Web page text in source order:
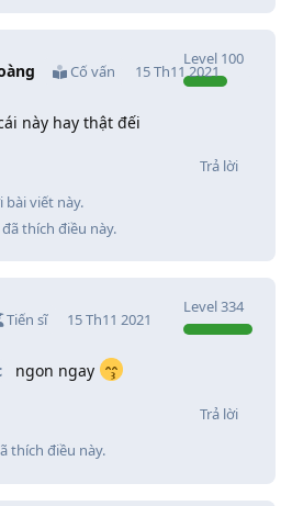
Cố vấn
Level 100
15 Th11 2021
này hay thật đếi
Trả lời
bài viết này.
đã thích điều này.
Tiến sĩ
Level334
15 Th11 2021
ngon ngay
Trả lời
thích điều này.